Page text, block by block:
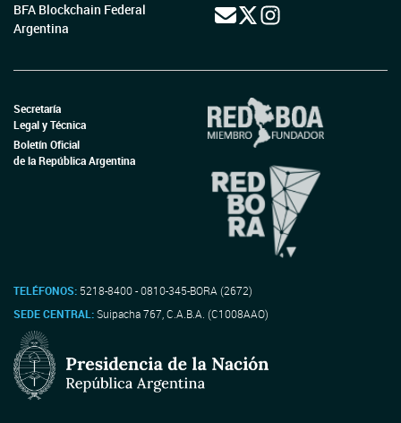
BFA Blockchain Federal
Argentina
Secretaría
Legal y Técnica
Boletín Oficial
de la República Argentina
TELÉFONOS: 5218-8400 - 0810-345-BORA (2672)
SEDE CENTRAL:Suipacha 767, C.A.B.A. (C1008AAO)